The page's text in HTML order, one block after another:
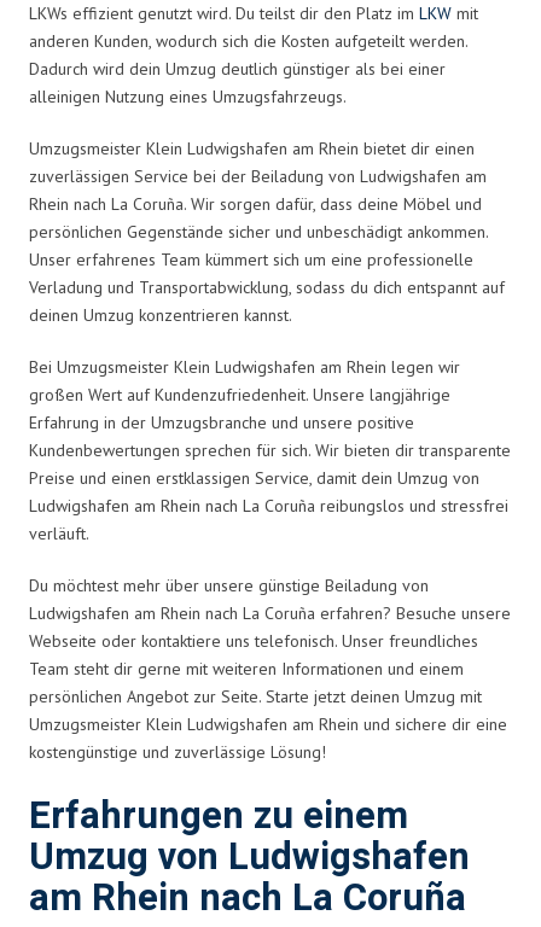
LKWs effizient genutzt wird. Du teilst dir den Platz im LKW mit
anderen Kunden, wodurch sich die Kosten aufgeteilt werden.
Dadurch wird dein Umzug deutlich günstiger als bei einer
alleinigen Nutzung eines Umzugsfahrzeugs.
Umzugsmeister Klein Ludwigshafen am Rhein bietet dir einen
zuverlässigen Service bei der Beiladung von Ludwigshafen am
Rhein nach La Coruña. Wir sorgen dafür, dass deine Möbel und
persönlichen Gegenstände sicher und unbeschädigt ankommen.
Unser erfahrenes Team kümmert sich um eine professionelle
Verladung und Transportabwicklung, sodass du dich entspannt auf
deinen Umzug konzentrieren kannst.
Bei Umzugsmeister Klein Ludwigshafen am Rhein legen wir
großen Wert auf Kundenzufriedenheit. Unsere langjährige
Erfahrung in der Umzugsbranche und unsere positive
Kundenbewertungen sprechen für sich. Wir bieten dir transparente
Preise und einen erstklassigen Service, damit dein Umzug von
Ludwigshafen am Rhein nach La Coruña reibungslos und stressfrei
verläuft.
Du möchtest mehr über unsere günstige Beiladung von
Ludwigshafen am Rhein nach La Coruña erfahren? Besuche unsere
Webseite oder kontaktiere uns telefonisch. Unser freundliches
Team steht dir gerne mit weiteren Informationen und einem
persönlichen Angebot zur Seite. Starte jetzt deinen Umzug mit
Umzugsmeister Klein Ludwigshafen am Rhein und sichere dir eine
kostengünstige und zuverlässige Lösung!
Erfahrungen zu einem
Umzug von Ludwigshafen
am Rhein nach La Coruña